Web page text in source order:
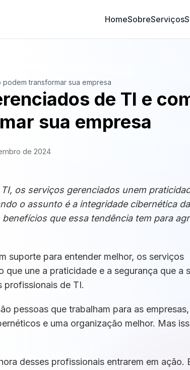
HomeSobreServiços
transformar sua empresa
de TI e
sua empresa
de 2024
os serviços gerenciados unem
o assunto é a integridade cibernética
que essa tendência tem para
suporte para entender melhor, os serviços
une a praticidade e a segurança que a
profissionais de TI.
pessoas que trabalham para as
e uma organização melhor. Mas
desses profissionais entrarem em ação.